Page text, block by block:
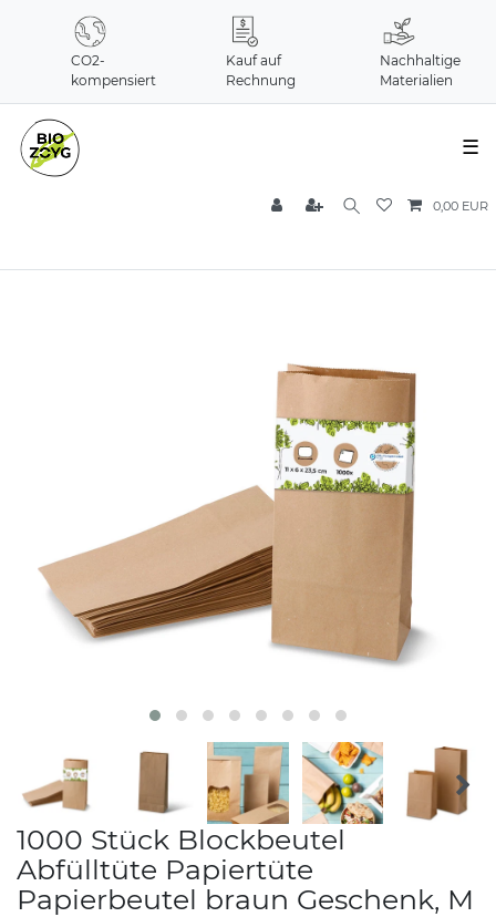
CO2-
kompensiert
Kauf auf
Rechnung
Nachhaltige
Materialien
☰
0,00 EUR
1000 Stück Blockbeutel
Abfülltüte Papiertüte
Papierbeutel braun Geschenk, M